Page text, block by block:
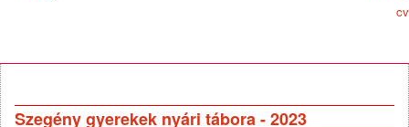
Szegény gyerekek nyári tábora - 2023